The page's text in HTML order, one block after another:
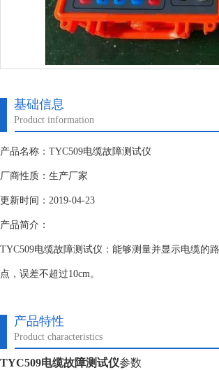
基础信息
Product information
产品名称：TYC509电缆故障测试仪
厂商性质：生产厂家
更新时间：2019-04-23
产品简介：
TYC509电缆故障测试仪：能够测量并显示电缆的
点，误差不超过10cm。
产品特性
Product characteristics
TYC509电缆故障测试仪参数